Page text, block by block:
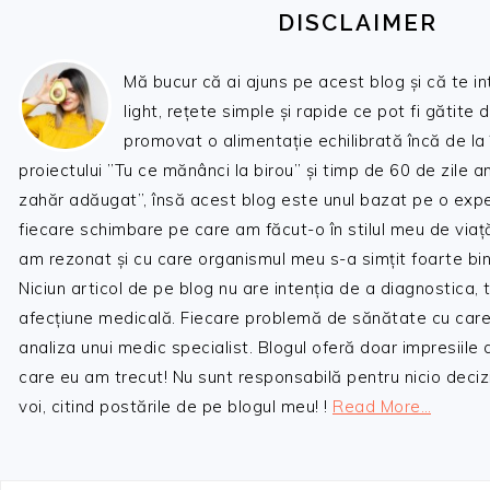
DISCLAIMER
Mă bucur că ai ajuns pe acest blog și că te
light, rețete simple și rapide ce pot fi gătite
promovat o alimentație echilibrată încă de
proiectului ”Tu ce mănânci la birou” și timp de 60 de zile
zahăr adăugat”, însă acest blog este unul bazat pe o
fiecare schimbare pe care am făcut-o în stilul meu de
am rezonat și cu care organismul meu s-a simțit foarte
Niciun articol de pe blog nu are intenția de a diagnostica,
afecțiune medicală. Fiecare problemă de sănătate cu
analiza unui medic specialist. Blogul oferă doar impresiile
care eu am trecut! Nu sunt responsabilă pentru nicio
voi, citind postările de pe blogul meu! ! Read More…